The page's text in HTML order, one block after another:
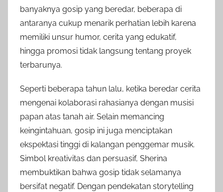
banyaknya gosip yang beredar, beberapa di
antaranya cukup menarik perhatian lebih karena
memiliki unsur humor, cerita yang edukatif,
hingga promosi tidak langsung tentang proyek
terbarunya.
Seperti beberapa tahun lalu, ketika beredar cerita
mengenai kolaborasi rahasianya dengan musisi
papan atas tanah air. Selain memancing
keingintahuan, gosip ini juga menciptakan
ekspektasi tinggi di kalangan penggemar musik.
Simbol kreativitas dan persuasif, Sherina
membuktikan bahwa gosip tidak selamanya
bersifat negatif. Dengan pendekatan storytelling